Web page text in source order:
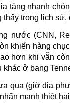
tăng nhanh
thấy trong lịch
nước (CNN,
khiến hàng
hơn khi vẫn
khác ở bang
qua (giờ địa
mạnh thiệt